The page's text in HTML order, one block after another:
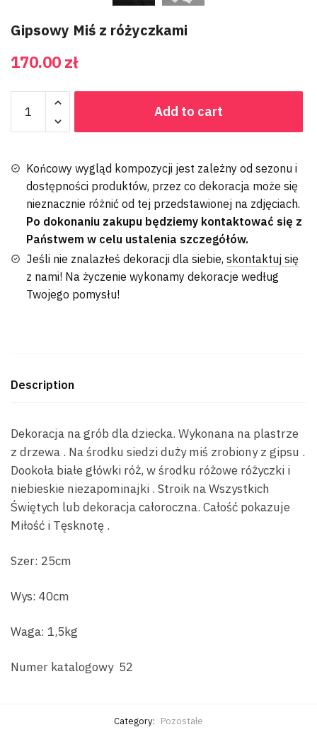
Gipsowy Miś z różyczkami
170.00 zł
Add to cart
Końcowy wygląd kompozycji jest zależny od sezonu i
dostępności produktów, przez co dekoracja może się
nieznacznie różnić od tej przedstawionej na zdjęciach.
Po dokonaniu zakupu będziemy kontaktować się z
Państwem w celu ustalenia szczegółów.
Jeśli nie znalazłeś dekoracji dla siebie, skontaktuj się
z nami! Na życzenie wykonamy dekoracje według
Twojego pomysłu!
Description
Dekoracja na grób dla dziecka. Wykonana na plastrze
z drzewa . Na środku siedzi duży miś zrobiony z gipsu .
Dookoła białe główki róż, w środku różowe różyczki i
niebieskie niezapominajki . Stroik na Wszystkich
Świętych lub dekoracja całoroczna. Całość pokazuje
Miłość i Tęsknotę .
Szer: 25cm
Wys: 40cm
Waga: 1,5kg
Numer katalogowy 52
Category: Pozostałe